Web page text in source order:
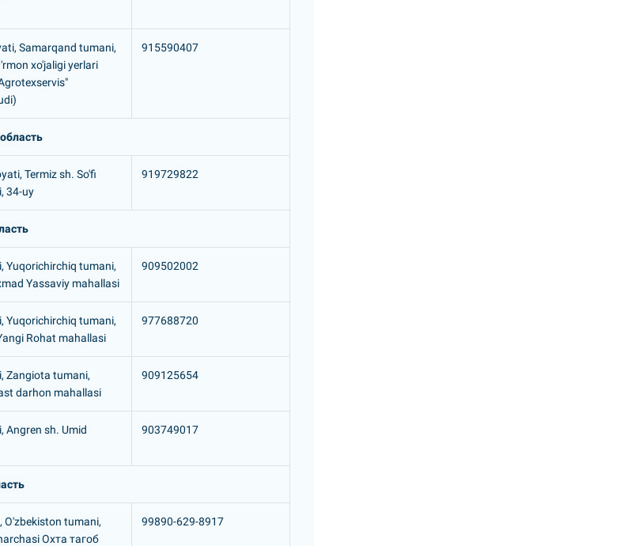
Samarqand tumani,
xo'jaligi yerlari
915590407
Termiz sh. So'fi
34-uy
919729822
Yuqorichirchiq tumani,
Yassaviy mahallasi
909502002
Yuqorichirchiq tumani,
Rohat mahallasi
977688720
Zangiota tumani,
darhon mahallasi
909125654
Angren sh. Umid
903749017
O'zbekiston tumani,
Охта тагоб
99890-629-8917